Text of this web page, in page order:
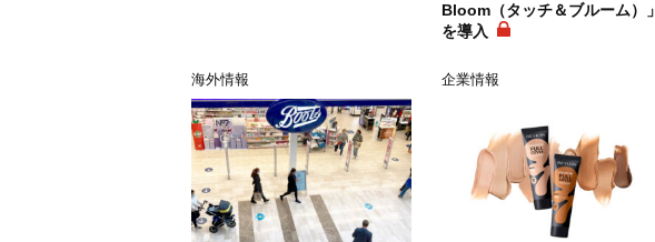
Bloom（タッチ＆ブルーム）」
を導入
海外情報 企業情報